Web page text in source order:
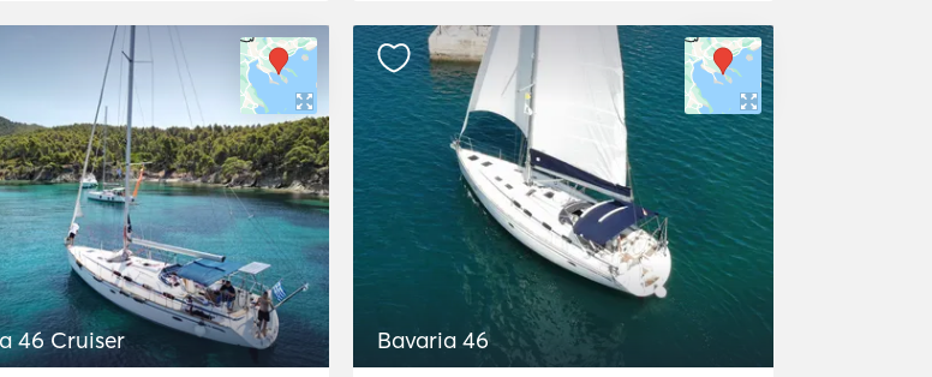
46 Cruiser Bavaria 46